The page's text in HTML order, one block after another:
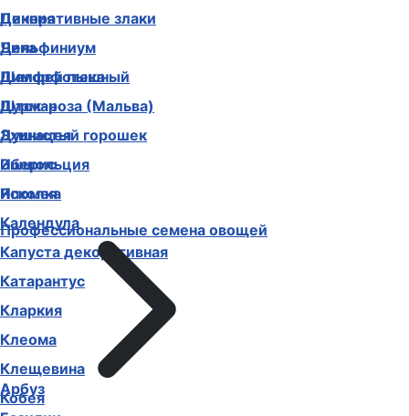
Декоративные злаки
Дельфиниум
Диморфотека
Дурман
Душистый горошек
Иберис
Ипомея
Календула
Капуста декоративная
Катарантус
Кларкия
Клеома
Клещевина
Кобея
Цинния
Чина
Шалфей пышный
Шток-роза (Мальва)
Эхинацея
Эшшольция
Ясколка
Профессиональные семена овощей
Арбуз